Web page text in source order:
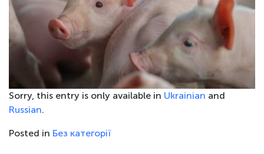
Sorry, this entry is only available in Ukrainian and
Russian.
Posted in Без категорії